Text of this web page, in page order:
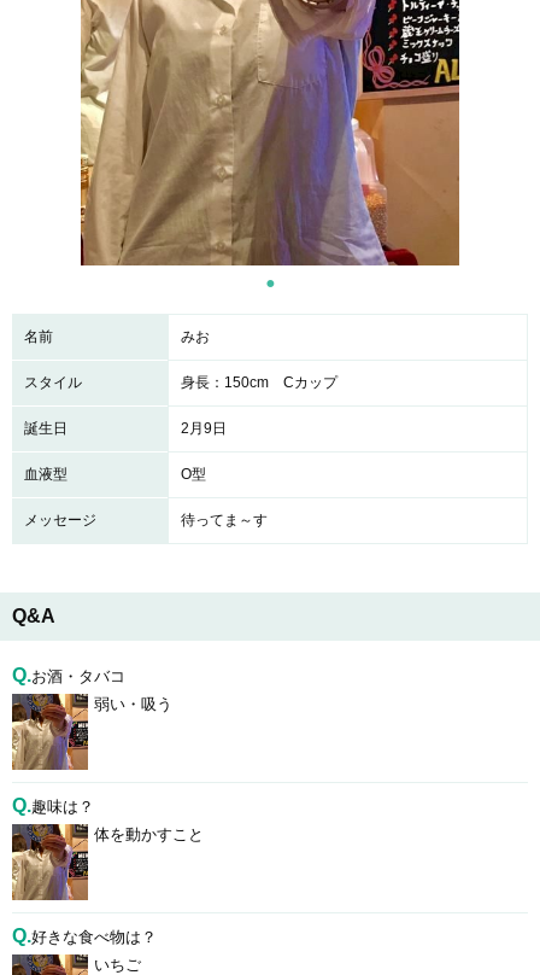
名前 みお
スタイル 身長：150cm Cカップ
誕生日 2月9日
血液型 O型
メッセージ 待ってま～す
Q&A
Q.お酒・タバコ
弱い・吸う
Q.趣味は？
体を動かすこと
Q.好きな食べ物は？
いちご